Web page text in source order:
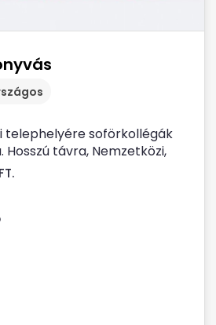
telephelyére soförkollégák
távra, Nemzetközi,